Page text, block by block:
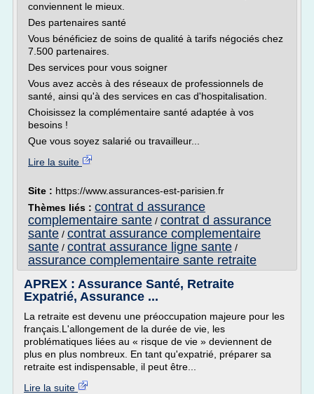
conviennent le mieux.
Des partenaires santé
Vous bénéficiez de soins de qualité à tarifs négociés chez
7.500 partenaires.
Des services pour vous soigner
Vous avez accès à des réseaux de professionnels de
santé, ainsi qu'à des services en cas d'hospitalisation.
Choisissez la complémentaire santé adaptée à vos
besoins !
Que vous soyez salarié ou travailleur...
Lire la suite
Site : https://www.assurances-est-parisien.fr
Thèmes liés : contrat d assurance
complementaire sante / contrat d assurance
sante / contrat assurance complementaire
sante / contrat assurance ligne sante /
assurance complementaire sante retraite
APREX : Assurance Santé, Retraite
Expatrié, Assurance ...
La retraite est devenu une préoccupation majeure pour les
français.L'allongement de la durée de vie, les
problématiques liées au « risque de vie » deviennent de
plus en plus nombreux. En tant qu'expatrié, préparer sa
retraite est indispensable, il peut être...
Lire la suite